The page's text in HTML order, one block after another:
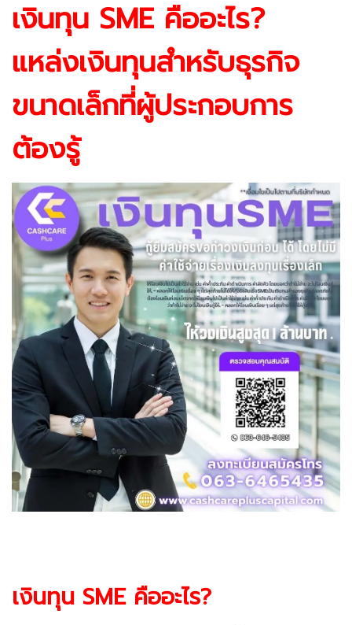
เงินทุน SME คืออะไร?
แหล่งเงินทุนสำหรับธุรกิจ
ขนาดเล็กที่ผู้ประกอบการ
ต้องรู้
เงินทุน SME คืออะไร?